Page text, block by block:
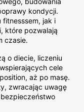
kondycji.
fitnesssem, jak i
które pozwalają
czasie.
o diecie, liczeniu
cele
aż po masę.
zwracając uwagę
bezpieczeństwo